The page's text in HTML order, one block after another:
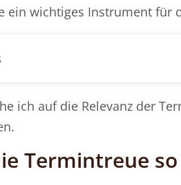
ein wichtiges Instrument für
ich auf die Relevanz der
Termintreue